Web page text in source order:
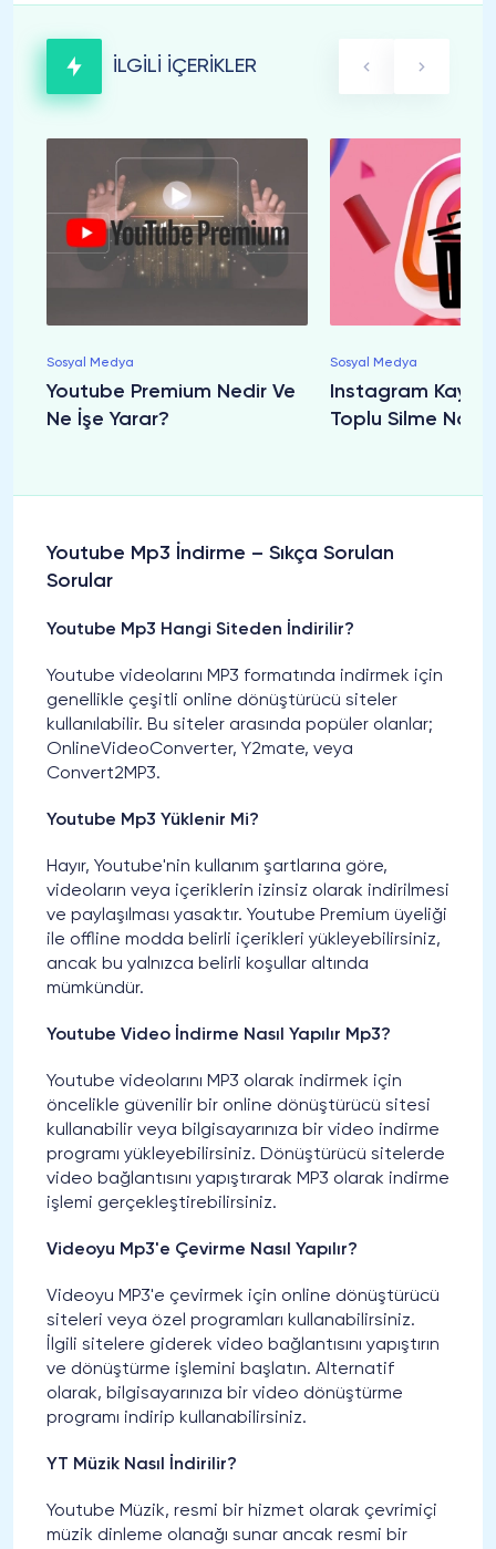
İLGİLİ İÇERİKLER
Sosyal Medya
Youtube Premium Nedir Ve
Ne İşe Yarar?
Sosyal Medya
Instagram
Toplu Silme Nasıl
Youtube Mp3 İndirme – Sıkça Sorulan
Sorular
Youtube Mp3 Hangi Siteden İndirilir?
Youtube videolarını MP3 formatında indirmek için
genellikle çeşitli online dönüştürücü siteler
kullanılabilir. Bu siteler arasında popüler olanlar;
OnlineVideoConverter, Y2mate, veya
Convert2MP3.
Youtube Mp3 Yüklenir Mi?
Hayır, Youtube'nin kullanım şartlarına göre,
videoların veya içeriklerin izinsiz olarak indirilmesi
ve paylaşılması yasaktır. Youtube Premium üyeliği
ile offline modda belirli içerikleri yükleyebilirsiniz,
ancak bu yalnızca belirli koşullar altında
mümkündür.
Youtube Video İndirme Nasıl Yapılır Mp3?
Youtube videolarını MP3 olarak indirmek için
öncelikle güvenilir bir online dönüştürücü sitesi
kullanabilir veya bilgisayarınıza bir video indirme
programı yükleyebilirsiniz. Dönüştürücü sitelerde
video bağlantısını yapıştırarak MP3 olarak indirme
işlemi gerçekleştirebilirsiniz.
Videoyu Mp3'e Çevirme Nasıl Yapılır?
Videoyu MP3'e çevirmek için online dönüştürücü
siteleri veya özel programları kullanabilirsiniz.
İlgili sitelere giderek video bağlantısını yapıştırın
ve dönüştürme işlemini başlatın. Alternatif
olarak, bilgisayarınıza bir video dönüştürme
programı indirip kullanabilirsiniz.
YT Müzik Nasıl İndirilir?
Youtube Müzik, resmi bir hizmet olarak çevrimiçi
müzik dinleme olanağı sunar ancak resmi bir